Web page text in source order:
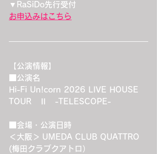
▼RaSiDo先行受付
お申込みはこちら
【公演情報】
■公演名
Hi-Fi Un!corn 2026 LIVE HOUSE
TOUR　Ⅱ　-TELESCOPE-
■会場・公演日時
＜大阪＞ UMEDA CLUB QUATTRO
(梅田クラブクアトロ）